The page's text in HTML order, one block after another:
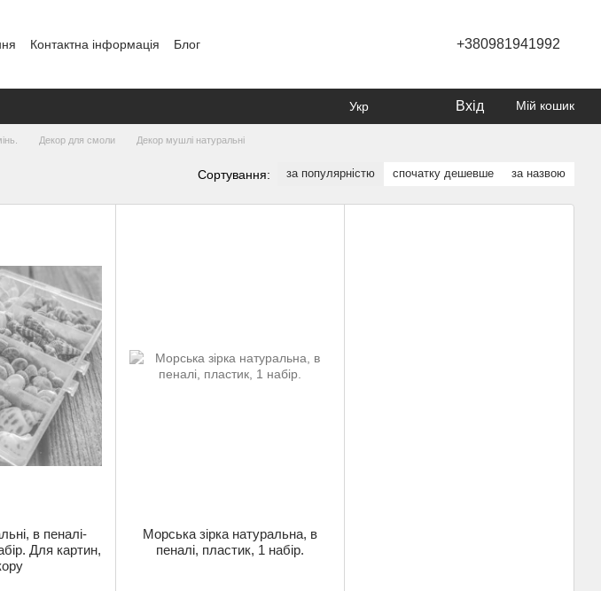
Контактна інформація Блог +380981941992
Укр Вхід Мій кошик
Декор для смоли Декор мушлі натуральні
Сортування: за популярністю спочатку дешевше за назвою
в пеналі-
Для картин,
Морська зірка натуральна, в
пеналі, пластик, 1 набір.